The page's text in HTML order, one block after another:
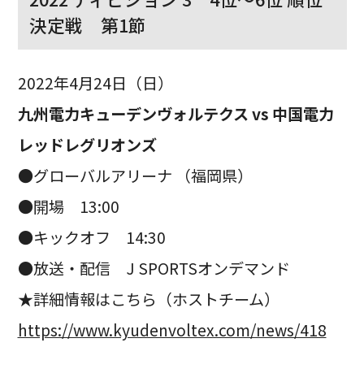
決定戦 第1節
2022年4月24日（日）
九州電力キューデンヴォルテクス vs 中国電力
レッドレグリオンズ
●グローバルアリーナ （福岡県）
●開場 13:00
●キックオフ 14:30
●放送・配信 J SPORTSオンデマンド
★詳細情報はこちら（ホストチーム）
https://www.kyudenvoltex.com/news/418